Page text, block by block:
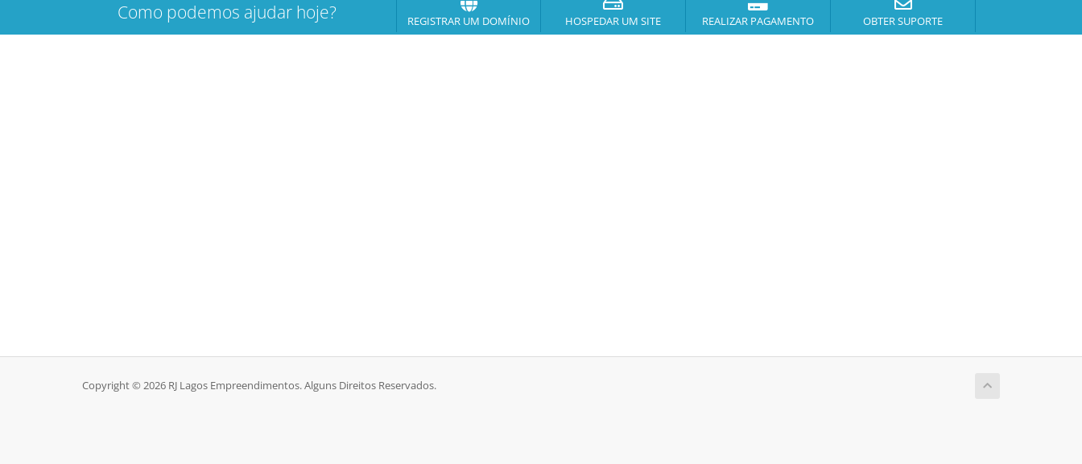
Como podemos ajudar hoje? REGISTRAR UM DOMÍNIO HOSPEDAR UM SITE REALIZAR PAGAMENTO OBTER SUPORTE
Copyright © 2026 RJ Lagos Empreendimentos. Alguns Direitos Reservados.